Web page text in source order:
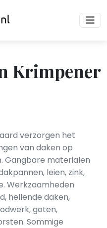
Krimpener
verzorgen het
van daken op
Gangbare materialen
leien, zink,
Werkzaamheden
hellende daken,
goten,
Sommige